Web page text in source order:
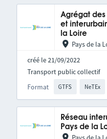
Agrégat des
et
la Loire
Pays de la
créé le 21/09/2022
Format GTFS NeTEx
Transport public collectif
Réseau
Pays de la